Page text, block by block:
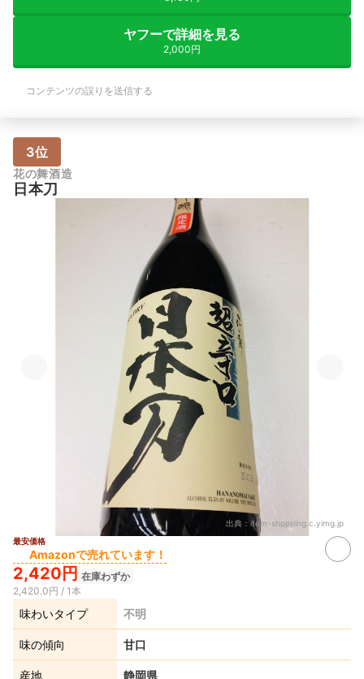
ヤフーで詳細を見る
2,000円
コンテンツの誤りを送信する
3位
花の舞酒造
日本刀
出典： item-shopping.c.yimg.jp
最安価格
Amazonで売れています！
2,420円 在庫わずか
2,420.0円 / 1本
味わいタイプ 不明
味の傾向 甘口
産地 静岡県